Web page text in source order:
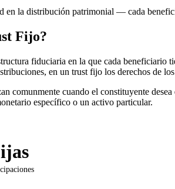
en la distribución patrimonial — cada
Fijo?
fiduciaria en la que cada beneficiario
en un trust fijo los derechos de
comunmente cuando el constituyente
específico o un activo particular.